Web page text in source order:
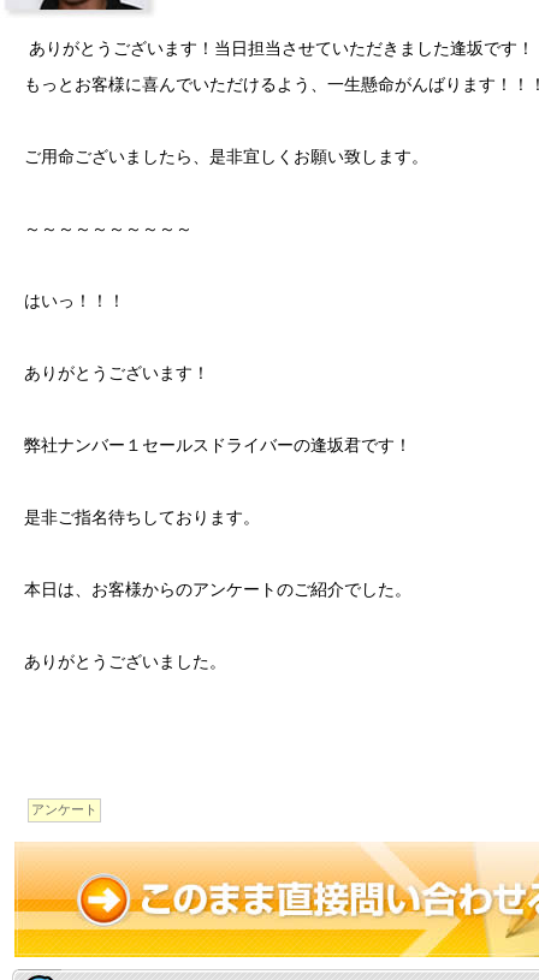
ありがとうございます！当日担当させていただきました逢坂です！
もっとお客様に喜んでいただけるよう、一生懸命がんばります！！
ご用命ございましたら、是非宜しくお願い致します。
～～～～～～～～～～
はいっ！！！
ありがとうございます！
弊社ナンバー１セールスドライバーの逢坂君です！
是非ご指名待ちしております。
本日は、お客様からのアンケートのご紹介でした。
ありがとうございました。
アンケート